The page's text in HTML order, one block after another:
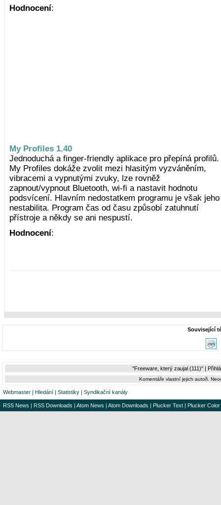
Hodnocení:
My Profiles 1.40
Jednoduchá a finger-friendly aplikace pro přepíná profilů.
My Profiles dokáže zvolit mezi hlasitým vyzváněním,
vibracemi a vypnutými zvuky, lze rovněž
zapnout/vypnout Bluetooth, wi-fi a nastavit hodnotu
podsvícení. Hlavním nedostatkem programu je však jeho
nestabilita. Program čas od času způsobí zatuhnutí
přístroje a někdy se ani nespustí.
Hodnocení:
Související
"Freeware, který zaujal (111)" |
Komentáře vlastní jejich autoři.
Webmaster | Hledání | Statistiky | Syndikační kanály
RSS News | RSS Downloads | Atom News | Atom Downloads | Plucker Text | Plucker Color